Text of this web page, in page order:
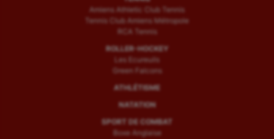
Amiens Athletic Club Tennis
Tennis Club Amiens Métropole
RCA Tennis
ROLLER-HOCKEY
Les Ecureuils
Green Falcons
ATHLÉTISME
NATATION
SPORT DE COMBAT
Boxe Anglaise